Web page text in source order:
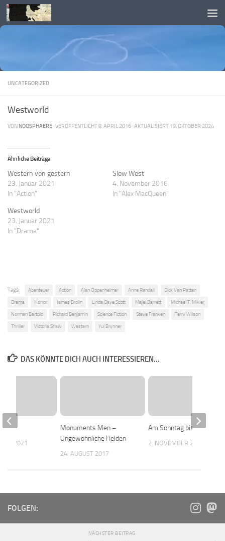
Skip to content
UNCATEGORIZED
Westworld
VON NOOSPHAERE · VERÖFFENTLICHT8. APRIL 2016 · AKTUALISIERT 19. OKTOBER 2024
Ähnliche Beiträge
Western von gestern
23. Januar 2021
In "Action"
Slow West
4. November 2016
In "Alex MacQueen"
Westworld
23. Januar 2021
In "Drama"
Tags: Abenteuer Action Alan Oppenheimer Anne Randall Dick Van Patten
Drama Horror James Brolin Linda Gaye Scott Majel Barrett Michael T. Mikler
Norman Bartold Richard Benjamin Science Fiction Steve Franken Terry Wilson
Thriller Victoria Shaw Western Yul Brynner
DAS KÖNNTE DICH AUCH INTERESSIEREN...
Monuments Men –
Ungewöhnliche Helden
24. AUGUST 2017
Am Sonntag bist du tot
2. NOVEMBER 2018
2021
FOLGEN:
NÄCHSTER BEITRAG